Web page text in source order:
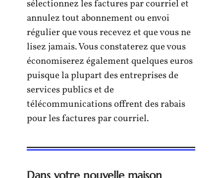
sélectionnez les factures par courriel et
annulez tout abonnement ou envoi
régulier que vous recevez et que vous ne
lisez jamais. Vous constaterez que vous
économiserez également quelques euros
puisque la plupart des entreprises de
services publics et de
télécommunications offrent des rabais
pour les factures par courriel.
Dans votre nouvelle maison